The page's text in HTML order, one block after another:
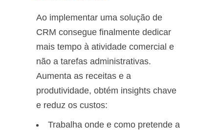
Ao implementar uma solução de
CRM consegue finalmente dedicar
mais tempo à atividade comercial e
não a tarefas administrativas.
Aumenta as receitas e a
produtividade, obtém insights chave
e reduz os custos:
Trabalha onde e como pretende a